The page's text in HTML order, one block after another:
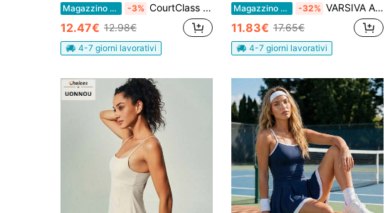
Magazzino EU -3% CourtClass Abito sportivo elegante da donna con canottiera
12.47€ 12.98€
4-7 giorni lavorativi
Magazzino EU -32% VARSIVA Abiti basic senza schiena per yoga e tennis, adatti per attività fisica delle donne
11.83€ 17.65€
4-7 giorni lavorativi